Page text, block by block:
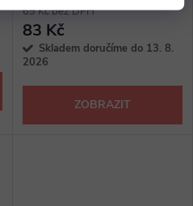
69 Kč bez DPH
83 Kč
Skladem doručíme do 13. 8.
2026
ZOBRAZIT